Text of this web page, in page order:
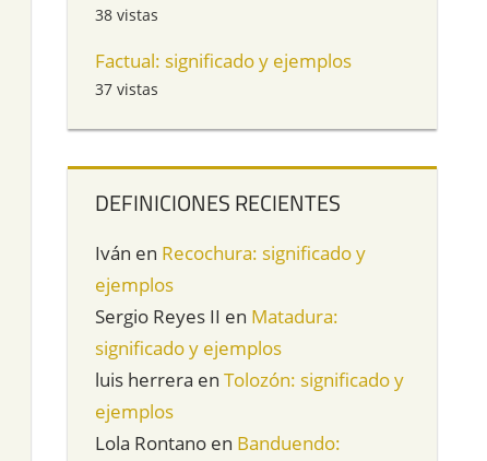
38 vistas
Factual: significado y ejemplos
37 vistas
DEFINICIONES RECIENTES
Iván en Recochura: significado y
ejemplos
Sergio Reyes II en Matadura:
significado y ejemplos
luis herrera enTolozón: significado y
ejemplos
Lola Rontano en Banduendo: